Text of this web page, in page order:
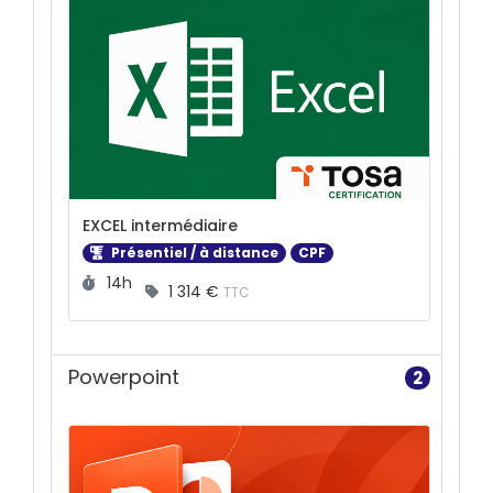
EXCEL intermédiaire
Présentiel / à distance CPF
Durée :
14h 1 314 € TTC
Powerpoint 2